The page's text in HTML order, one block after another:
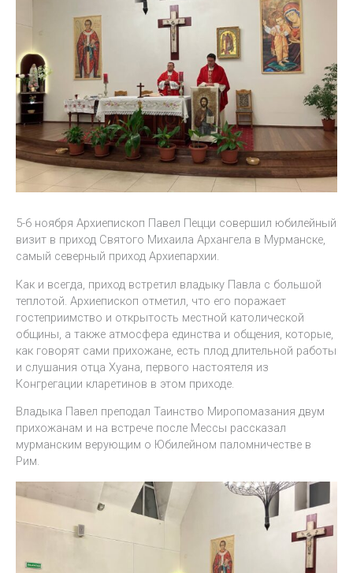
5-6 ноября Архиепископ Павел Пецци совершил юбилейный
визит в приход Святого Михаила Архангела в Мурманске,
самый северный приход Архиепархии.
Как и всегда, приход встретил владыку Павла с большой
теплотой. Архиепископ отметил, что его поражает
гостеприимство и открытость местной католической
общины, а также атмосфера единства и общения, которые,
как говорят сами прихожане, есть плод длительной работы
и слушания отца Хуана, первого настоятеля из
Конгрегации кларетинов в этом приходе.
Владыка Павел преподал Таинство Миропомазания двум
прихожанам и на встрече после Мессы рассказал
мурманским верующим о Юбилейном паломничестве в
Рим.